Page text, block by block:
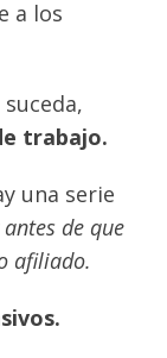
a los
trabajo.
una serie
de que
afiliado.